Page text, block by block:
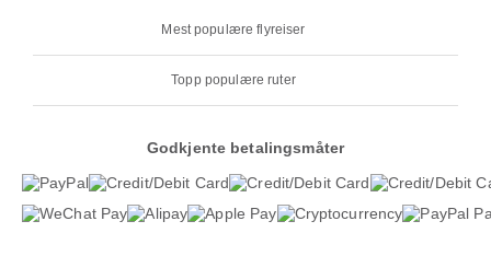
Mest populære flyreiser
Topp populære ruter
Godkjente betalingsmåter